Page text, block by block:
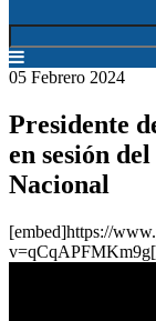
05 Febrero 2024
Presidente
en sesión
Nacional
[embed]https://